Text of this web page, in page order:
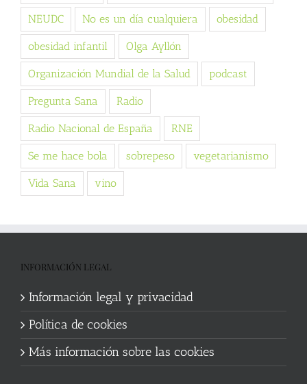
NEUDC No es un día cualquiera obesidad
obesidad infantil Olga Ayllón
Organización Mundial de la Salud podcast
Pregunta Sana Radio
Radio Nacional de España RNE
Se me hace bola sobrepeso vegetarianismo
Vida Sana vino
INFORMACIÓN LEGAL
Información legal y privacidad
Política de cookies
Más información sobre las cookies